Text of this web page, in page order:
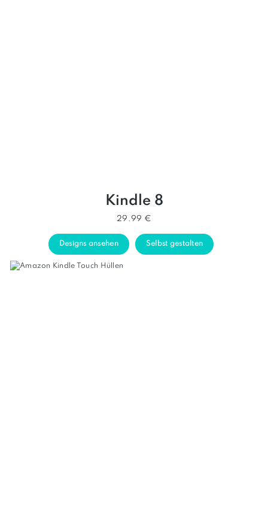
Kindle 8
29.99 €
Designs ansehen Selbst gestalten